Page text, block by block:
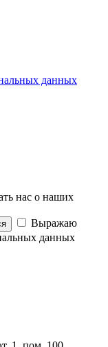
данных
нас о наших
Выражаю
данных